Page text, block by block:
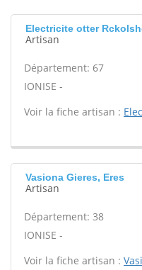
Electricite otter
Artisan
Département: 67
IONISE -
Voir la fiche artisan :
Vasiona Gieres, Eres
Artisan
Département: 38
IONISE -
Voir la fiche artisan :